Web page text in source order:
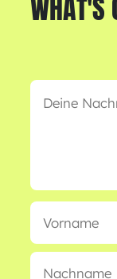
WHAT'S